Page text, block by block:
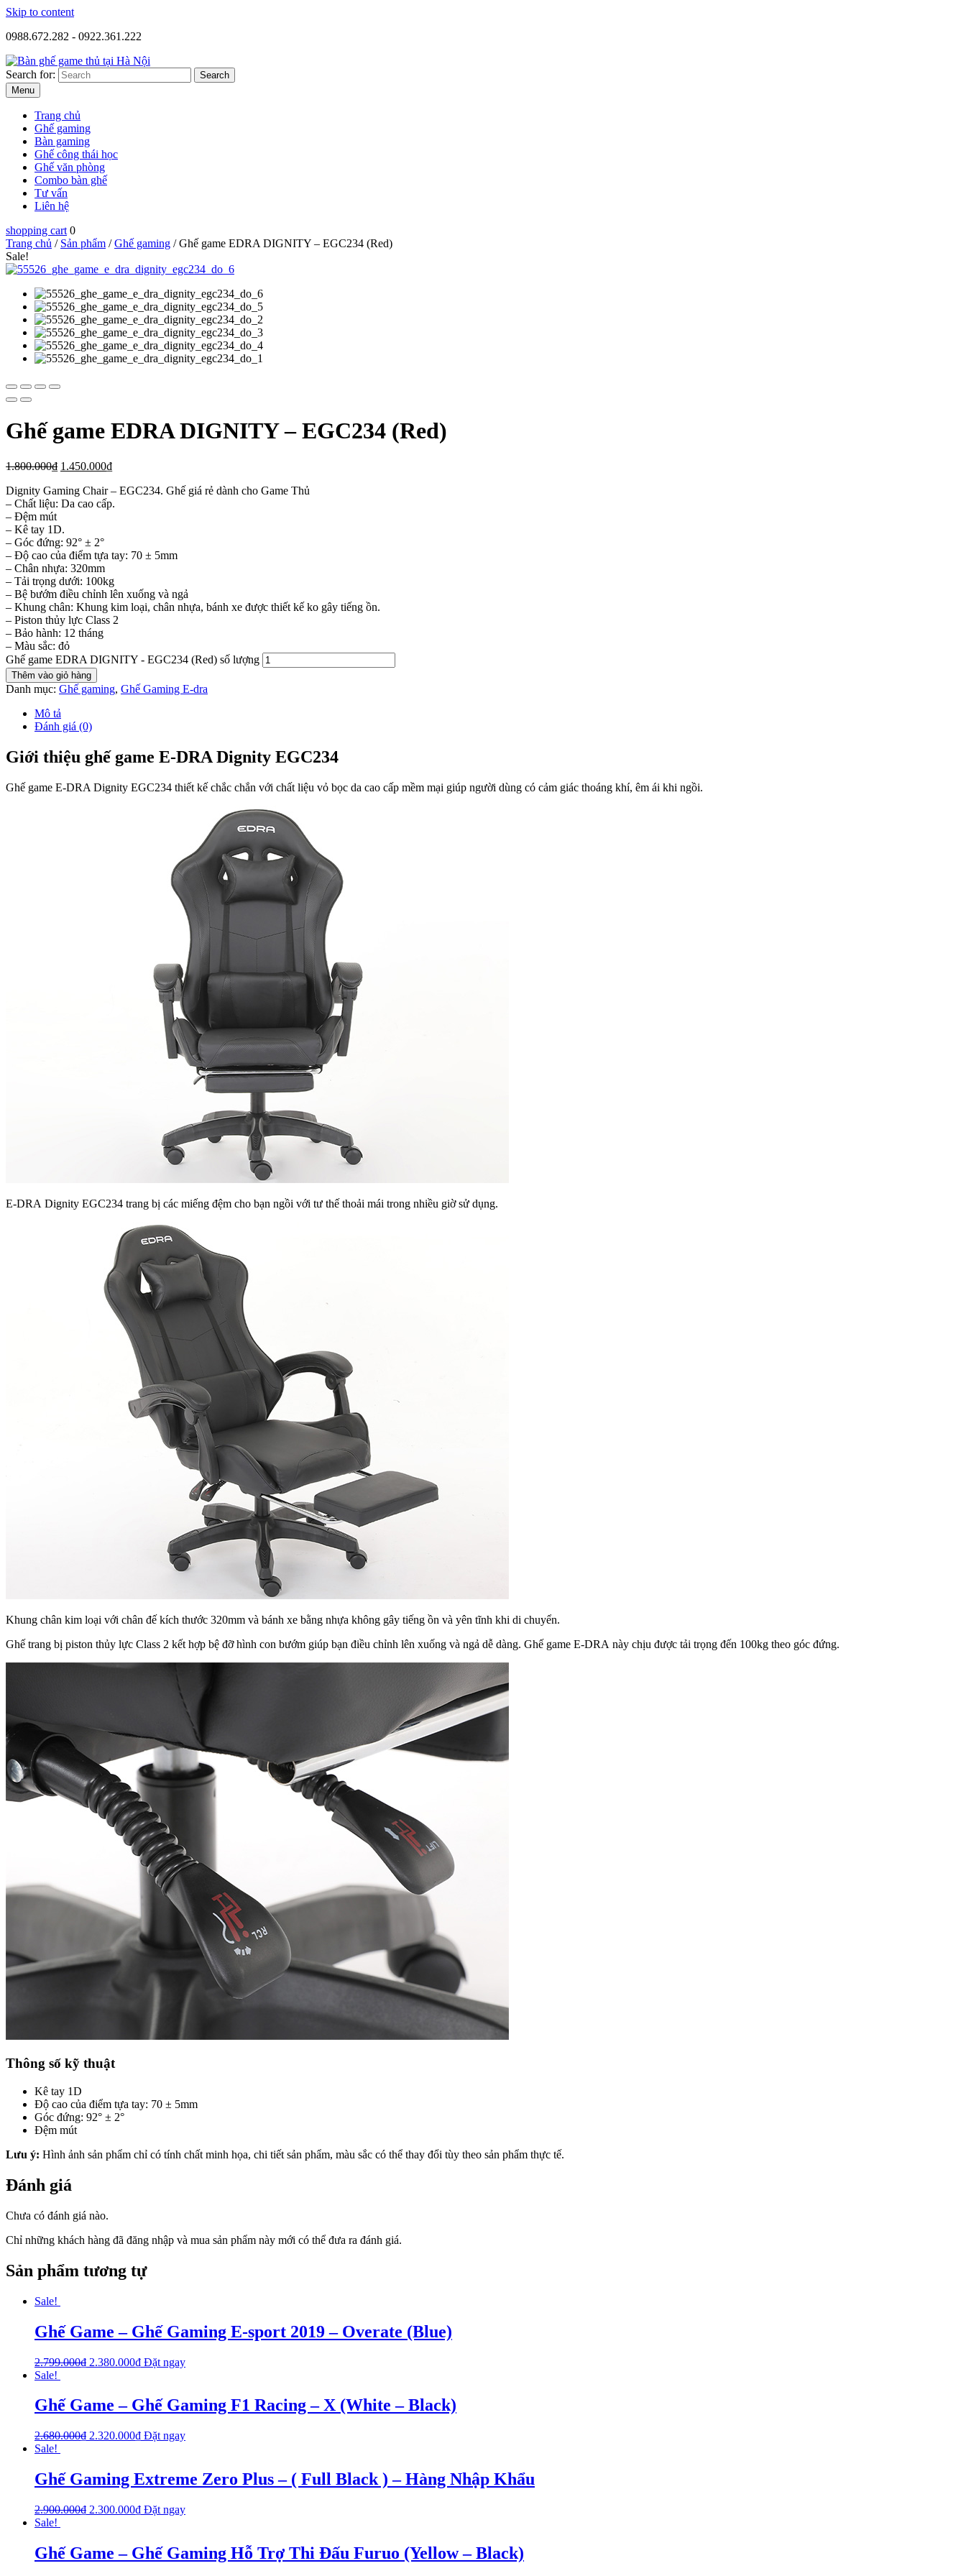
Skip to content
0988.672.282 - 0922.361.222
Search for:
Menu
Trang chủ
Ghế gaming
Bàn gaming
Ghế công thái học
Ghế văn phòng
Combo bàn ghế
Tư vấn
Liên hệ
shopping cart 0
Trang chủ / Sản phẩm /Ghế gaming / Ghế game EDRA DIGNITY – EGC234 (Red)
Sale!
Ghế game EDRA DIGNITY – EGC234 (Red)
1.800.000₫ 1.450.000₫
Dignity Gaming Chair – EGC234. Ghế giá rẻ dành cho Game Thủ
– Chất liệu: Da cao cấp.
– Đệm mút
– Kê tay 1D.
– Góc đứng: 92° ± 2°
– Độ cao của điểm tựa tay: 70 ± 5mm
– Chân nhựa: 320mm
– Tải trọng dưới: 100kg
– Bệ bướm điều chỉnh lên xuống và ngả
– Khung chân: Khung kim loại, chân nhựa, bánh xe được thiết kế ko gây tiếng ồn.
– Piston thủy lực Class 2
– Bảo hành: 12 tháng
– Màu sắc: đỏ
Ghế game EDRA DIGNITY - EGC234 (Red) số lượng
Thêm vào giỏ hàng
Danh mục: Ghế gaming, Ghế Gaming E-dra
Mô tả
Đánh giá (0)
Giới thiệu ghế game E-DRA Dignity EGC234
Ghế game E-DRA Dignity EGC234 thiết kế chắc chắn với chất liệu vỏ bọc da cao cấp mềm mại giúp người dùng có cảm giác thoáng khí, êm ái khi ngồi.
E-DRA Dignity EGC234 trang bị các miếng đệm cho bạn ngồi với tư thế thoải mái trong nhiều giờ sử dụng.
Khung chân kim loại với chân đế kích thước 320mm và bánh xe bằng nhựa không gây tiếng ồn và yên tĩnh khi di chuyển.
Ghế trang bị piston thủy lực Class 2 kết hợp bệ đỡ hình con bướm giúp bạn điều chỉnh lên xuống và ngả dễ dàng. Ghế game E-DRA này chịu được tải trọng đến 100kg theo góc đứng.
Thông số kỹ thuật
Kê tay 1D
Độ cao của điểm tựa tay: 70 ± 5mm
Góc đứng: 92° ± 2°
Đệm mút
Lưu ý: Hình ảnh sản phẩm chỉ có tính chất minh họa, chi tiết sản phẩm, màu sắc có thể thay đổi tùy theo sản phẩm thực tế.
Đánh giá
Chưa có đánh giá nào.
Chỉ những khách hàng đã đăng nhập và mua sản phẩm này mới có thể đưa ra đánh giá.
Sản phẩm tương tự
Sale!
Ghế Game – Ghế Gaming E-sport 2019 – Overate (Blue)
2.799.000₫ 2.380.000₫ Đặt ngay
Sale!
Ghế Game – Ghế Gaming F1 Racing – X (White – Black)
2.680.000₫ 2.320.000₫ Đặt ngay
Sale!
Ghế Gaming Extreme Zero Plus – ( Full Black ) – Hàng Nhập Khẩu
2.900.000₫ 2.300.000₫ Đặt ngay
Sale!
Ghế Game – Ghế Gaming Hỗ Trợ Thi Đấu Furuo (Yellow – Black)